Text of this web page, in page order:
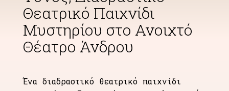
Θεατρικό Παιχνίδι
Μυστηρίου στο Ανοιχτό
Θέατρο Άνδρου
Ένα διαδραστικό θεατρικό παιχνίδι